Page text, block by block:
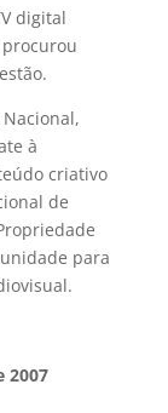
digital
à
criativo
de
para
2007